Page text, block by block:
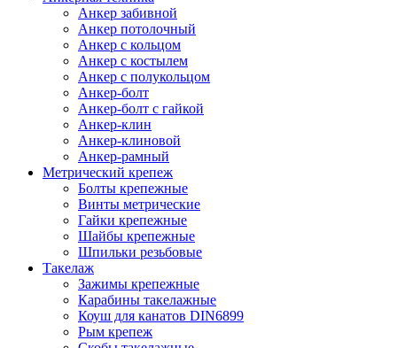
Анкер забивной
Анкер потолочный
Анкер с кольцом
Анкер с костылем
Анкер с полукольцом
Анкер-болт
Анкер-болт с гайкой
Анкер-клин
Анкер-клиновой
Анкер-рамный
Метрический крепеж
Болты крепежные
Винты метрические
Гайки крепежные
Шайбы крепежные
Шпильки резьбовые
Такелаж
Зажимы крепежные
Карабины такелажные
Коуш для канатов DIN6899
Рым крепеж